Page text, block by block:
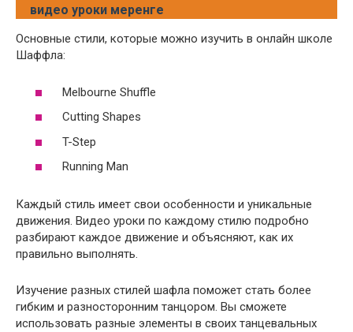
видео уроки меренге
Основные стили, которые можно изучить в онлайн школе
Шаффла:
Melbourne Shuffle
Cutting Shapes
T-Step
Running Man
Каждый стиль имеет свои особенности и уникальные
движения. Видео уроки по каждому стилю подробно
разбирают каждое движение и объясняют, как их
правильно выполнять.
Изучение разных стилей шафла поможет стать более
гибким и разносторонним танцором. Вы сможете
использовать разные элементы в своих танцевальных